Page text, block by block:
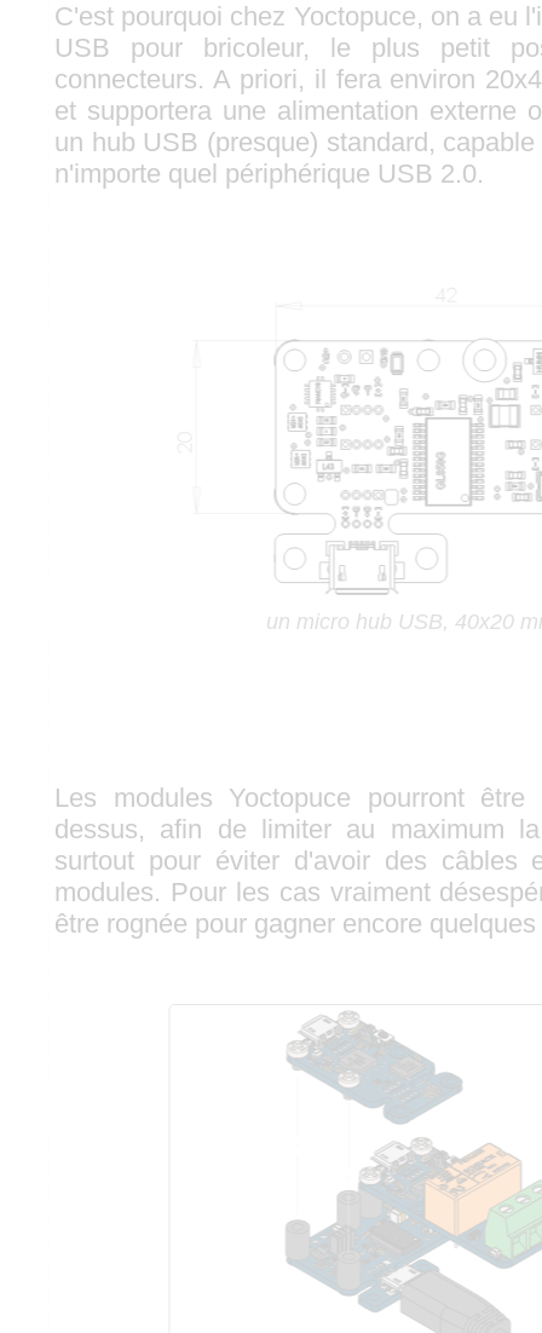
C'est pourquoi chez Yoctopuce, on a eu
USB pour bricoleur, le plus petit
connecteurs. A priori, il fera environ
et supportera une alimentation externe
un hub USB (presque) standard,
n'importe quel périphérique USB 2.0.
un micro hub USB, 40x20
Les modules Yoctopuce pourront être
dessus, afin de limiter au maximum
surtout pour éviter d'avoir des câbles
modules. Pour les cas vraiment
être rognée pour gagner encore